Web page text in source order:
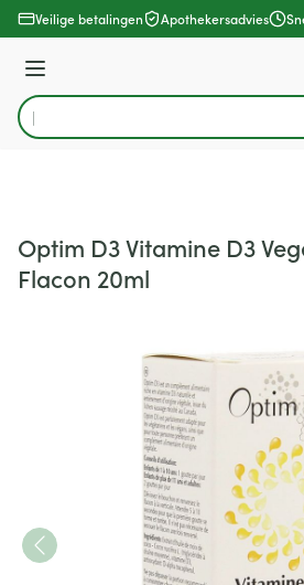
Ga naar de inhoud
Veilige betalingen Apothekersadvies
Menu
Product, merk, categorie...
Optim D3 Vitamine D3
Flacon 20ml